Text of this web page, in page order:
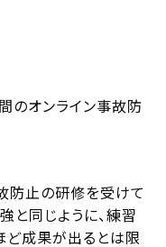
のオンライン事故防
防止の研修を受けて
と同じように、練習
ど成果が出るとは限